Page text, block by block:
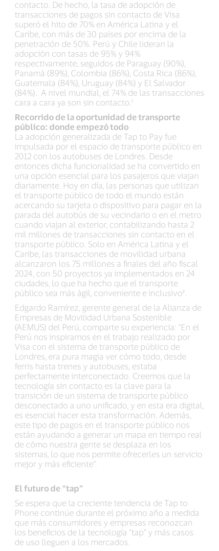
contacto. De hecho, la tasa de adopción de
transacciones de pagos sin contacto de Visa
superó el hito de 70% en América Latina y el
Caribe, con más de 30 países por encima de la
penetración de 50%. Perú y Chile lideran la
adopción con tasas de 95% y 94%
respectivamente, seguidos de Paraguay (90%),
Panamá (89%), Colombia (86%), Costa Rica (86%),
Guatemala (84%), Uruguay (84%) y El Salvador
(84%). A nivel mundial, el 74% de las transacciones
cara a cara ya son sin contacto.¹
Recorrido de la oportunidad de transporte
público: donde empezó todo
La adopción generalizada de Tap to Pay fue
impulsada por el espacio de transporte público en
2012 con los autobuses de Londres. Desde
entonces dicha funcionalidad se ha convertido en
una opción esencial para los pasajeros que viajan
diariamente. Hoy en día, las personas que utilizan
el transporte público de todo el mundo están
acercando su tarjeta o dispositivo para pagar en la
parada del autobús de su vecindario o en el metro
cuando viajan al exterior, contabilizando hasta 2
mil millones de transacciones sin contacto en el
transporte público. Solo en América Latina y el
Caribe, las transacciones de movilidad urbana
alcanzaron los 75 millones a finales del año fiscal
2024, con 50 proyectos ya implementados en 24
ciudades, lo que ha hecho que el transporte
público sea más ágil, conveniente e inclusivo².
Edgardo Ramírez, gerente general de la Alianza de
Empresas de Movilidad Urbana Sostenible
(AEMUS) del Perú, comparte su experiencia: “En el
Perú nos inspiramos en el trabajo realizado por
Visa con el sistema de transporte público de
Londres, era pura magia ver cómo todo, desde
ferris hasta trenes y autobuses, estaba
perfectamente interconectado. Creemos que la
tecnología sin contacto es la clave para la
transición de un sistema de transporte público
desconectado a uno unificado, y en esta era digital,
es esencial hacer esta transformación. Además,
este tipo de pagos en el transporte público nos
están ayudando a generar un mapa en tiempo real
de cómo nuestra gente se desplaza en los
sistemas, lo que nos permite ofrecerles un servicio
mejor y más eficiente”.
El futuro de “tap”
Se espera que la creciente tendencia de Tap to
Phone continúe durante el próximo año a medida
que más consumidores y empresas reconozcan
los beneficios de la tecnología “tap” y más casos
de uso lleguen a los mercados.